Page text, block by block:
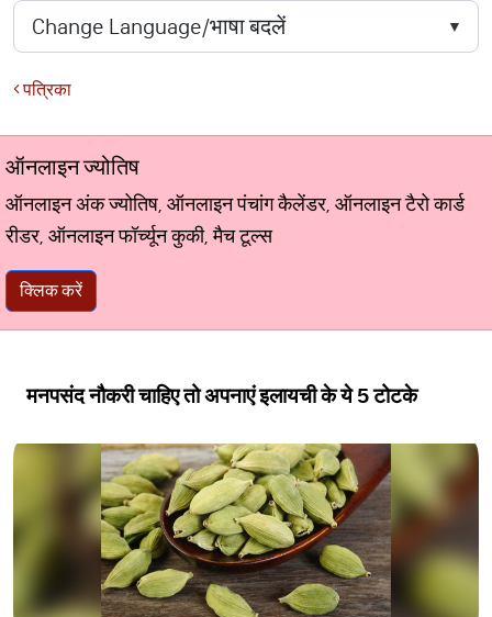
पत्रिका
ऑनलाइन ज्योतिष
ऑनलाइन अंक ज्योतिष, ऑनलाइन पंचांग कैलेंडर, ऑनलाइन टैरो कार्ड
रीडर, ऑनलाइन फॉर्च्यून कुकी, मैच टूल्स
क्लिक करें
मनपसंद नौकरी चाहिए तो अपनाएं इलायची के ये 5 टोटके